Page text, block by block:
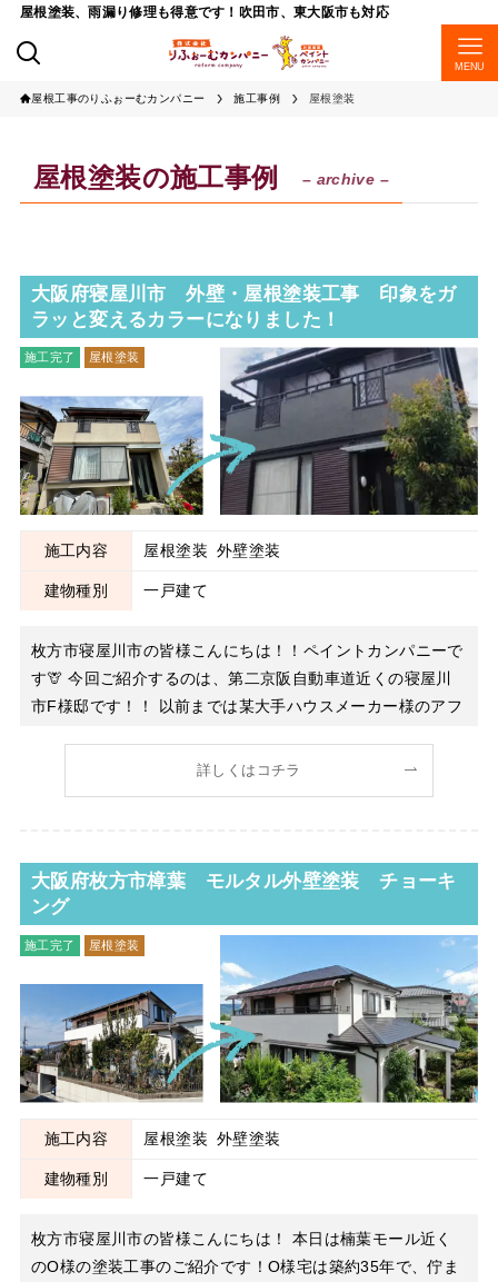
屋根塗装、雨漏り修理も得意です！吹田市、東大阪市も対応
MENU
屋根工事のりふぉーむカンパニー 施工事例 屋根塗装
屋根塗装の施工事例 – archive –
大阪府寝屋川市 外壁・屋根塗装工事 印象をガ
ラッと変えるカラーになりました！
施工完了
屋根塗装
施工内容 屋根塗装 外壁塗装
建物種別 一戸建て
枚方市寝屋川市の皆様こんにちは！！ペイントカンパニーで
す🦒 今回ご紹介するのは、第二京阪自動車道近くの寝屋川
市F様邸です！！ 以前までは某大手ハウスメーカー様のアフ
当社にお任せいただきました🎵お家を大切にしておられて、
詳しくはコチラ
大阪府枚方市樟葉 モルタル外壁塗装 チョーキ
ング
施工完了
屋根塗装
施工内容 屋根塗装 外壁塗装
建物種別 一戸建て
枚方市寝屋川市の皆様こんにちは！ 本日は楠葉モール近く
のO様の塗装工事のご紹介です！O様宅は築約35年で、佇ま